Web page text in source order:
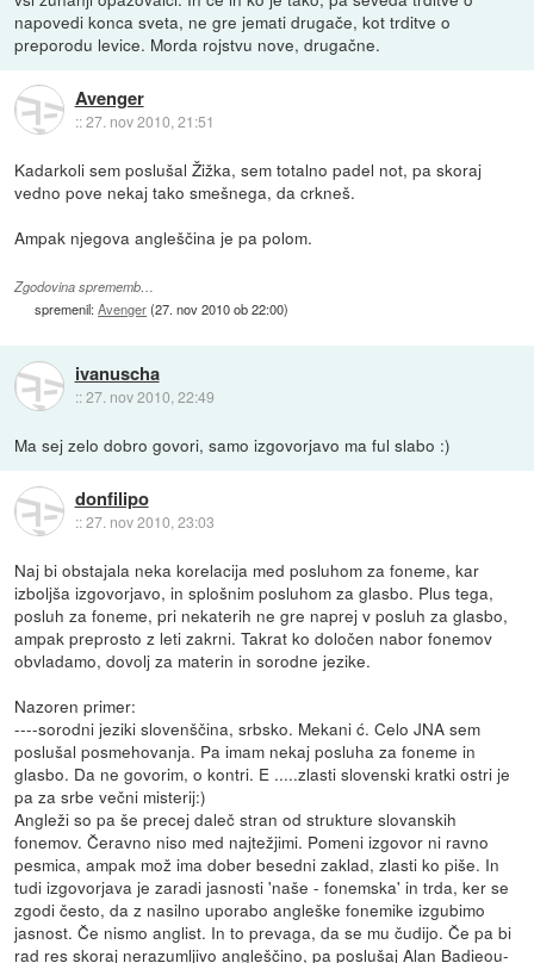
napovedi konca sveta, ne gre jemati drugače, kot trditve o
preporodu levice. Morda rojstvu nove, drugačne.
Avenger
::27. nov 2010, 21:51
Kadarkoli sem poslušal Žižka, sem totalno padel not, pa skoraj
vedno pove nekaj tako smešnega, da crkneš.
Ampak njegova angleščina je pa polom.
Zgodovina sprememb…
spremenil:Avenger(27. nov 2010 ob 22:00)
ivanuscha
::27. nov 2010, 22:49
Ma sej zelo dobro govori, samo izgovorjavo ma ful slabo :)
donfilipo
::27. nov 2010, 23:03
Naj bi obstajala neka korelacija med posluhom za foneme, kar
izboljša izgovorjavo, in splošnim posluhom za glasbo. Plus tega,
posluh za foneme, pri nekaterih ne gre naprej v posluh za glasbo,
ampak preprosto z leti zakrni. Takrat ko določen nabor fonemov
obvladamo, dovolj za materin in sorodne jezike.
Nazoren primer:
----sorodni jeziki slovenščina, srbsko. Mekani ć. Celo JNA sem
poslušal posmehovanja. Pa imam nekaj posluha za foneme in
glasbo. Da ne govorim, o kontri. E .....zlasti slovenski kratki ostri je
pa za srbe večni misterij:)
Angleži so pa še precej daleč stran od strukture slovanskih
fonemov. Čeravno niso med najtežjimi. Pomeni izgovor ni ravno
pesmica, ampak mož ima dober besedni zaklad, zlasti ko piše. In
tudi izgovorjava je zaradi jasnosti 'naše - fonemska' in trda, ker se
zgodi često, da z nasilno uporabo angleške fonemike izgubimo
jasnost. Če nismo anglist. In to prevaga, da se mu čudijo. Če pa bi
rad res skoraj nerazumljivo angleščino, pa poslušaj Alan Badieou-